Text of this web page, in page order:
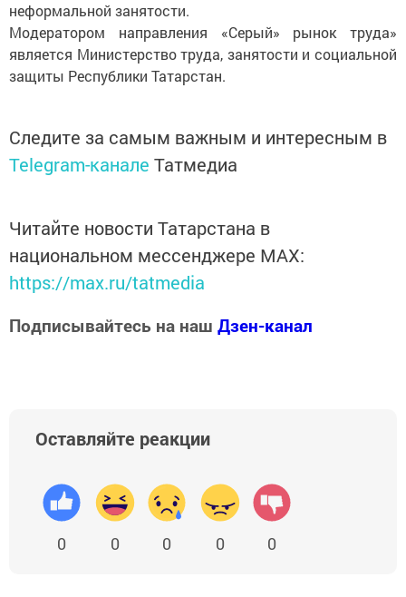
неформальной занятости.
Модератором направления «Серый» рынок труда»
является Министерство труда, занятости и социальной
защиты Республики Татарстан.
Следите за самым важным и интересным в
Telegram-канале Татмедиа
Читайте новости Татарстана в
национальном мессенджере MАХ:
https://max.ru/tatmedia
Подписывайтесь на наш Дзен-канал
Оставляйте реакции
0 0 0 0 0